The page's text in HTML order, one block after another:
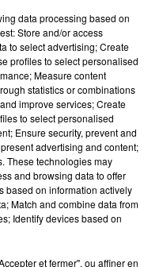
: UNE FEMME ET
LA...
le feu après avoir
bébé de trois mois
data processing based on
Store and/or access
to select advertising; Create
profiles to select personalised
Measure content
statistics or combinations
improve services; Create
to select personalised
Ensure security, prevent and
advertising and content;
These technologies may
and browsing data to offer
based on information actively
Match and combine data from
Identify devices based on
et fermer", ou affiner en